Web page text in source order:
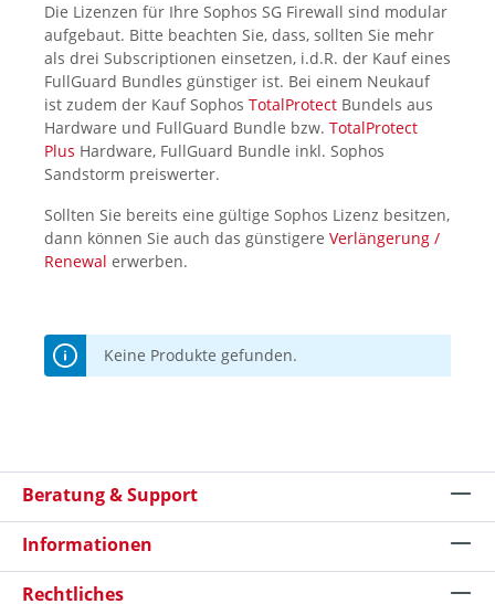
Die Lizenzen für Ihre Sophos SG Firewall sind modular
aufgebaut. Bitte beachten Sie, dass, sollten Sie mehr
als drei Subscriptionen einsetzen, i.d.R. der Kauf eines
FullGuard Bundles günstiger ist. Bei einem Neukauf
ist zudem der Kauf Sophos TotalProtect Bundels aus
Hardware und FullGuard Bundle bzw. TotalProtect
Plus Hardware, FullGuard Bundle inkl. Sophos
Sandstorm preiswerter.
Sollten Sie bereits eine gültige Sophos Lizenz besitzen,
dann können Sie auch das günstigere Verlängerung /
Renewal erwerben.
Keine Produkte gefunden.
Beratung & Support
Informationen
Rechtliches